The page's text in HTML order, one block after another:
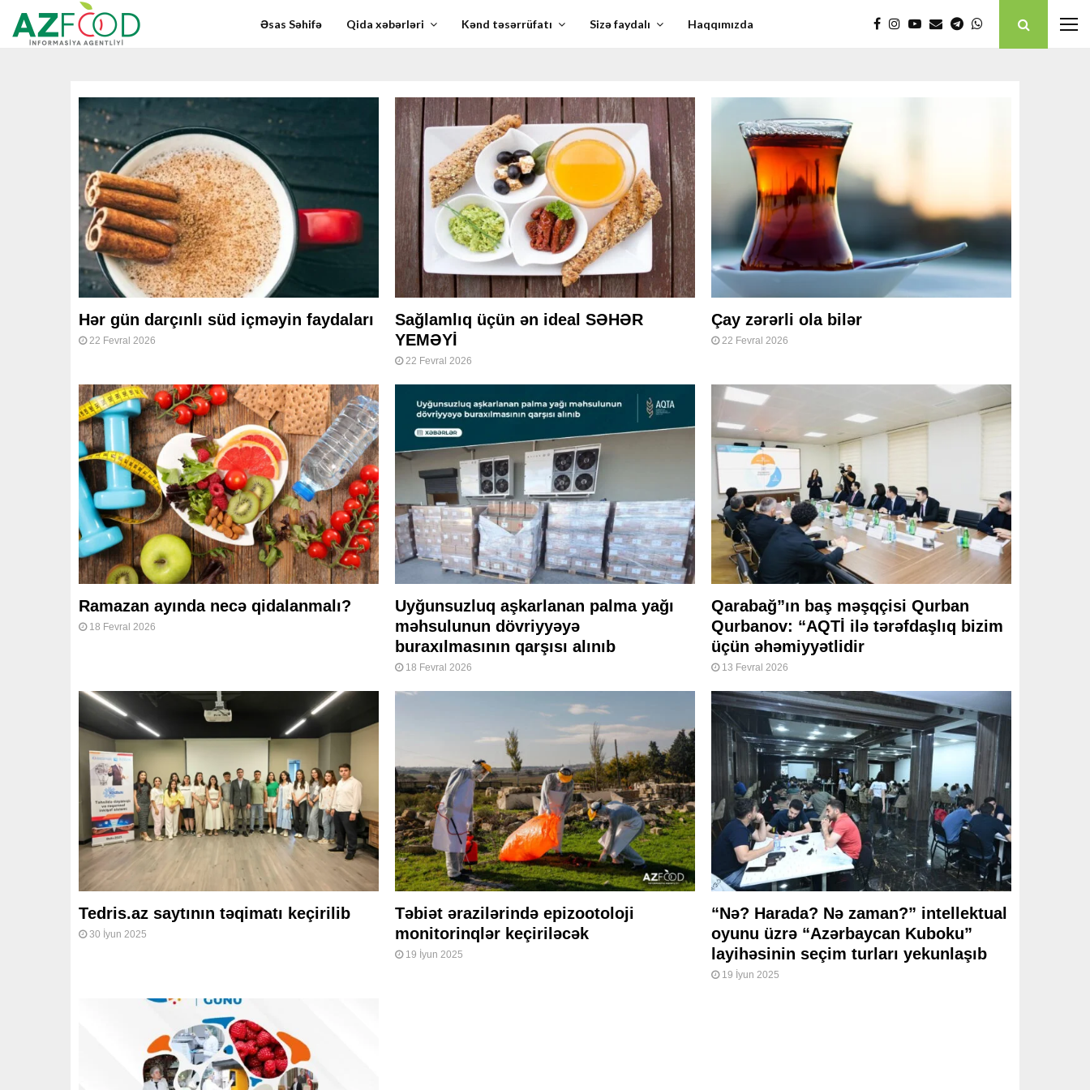
Əsas Səhifə Qida xəbərləri Kənd təsərrüfatı Sizə faydalı Haqqımızda
Hər gün darçınlı süd içməyin faydaları
22 Fevral 2026
Sağlamlıq üçün ən ideal SƏHƏR
YEMƏYİ
22 Fevral 2026
Çay zərərli ola bilər
22 Fevral 2026
Ramazan ayında necə qidalanmalı?
18 Fevral 2026
Uyğunsuzluq aşkarlanan palma yağı
məhsulunun dövriyyəyə
buraxılmasının qarşısı alınıb
18 Fevral 2026
Qarabağ”ın baş məşqçisi Qurban
Qurbanov: “AQTİ ilə tərəfdaşlıq bizim
üçün əhəmiyyətlidir
13 Fevral 2026
Tedris.az saytının təqimatı keçirilib
30 İyun 2025
Təbiət ərazilərində epizootoloji
monitorinqlər keçiriləcək
19 İyun 2025
“Nə? Harada? Nə zaman?” intellektual
oyunu üzrə “Azərbaycan Kuboku”
layihəsinin seçim turları yekunlaşıb
19 İyun 2025